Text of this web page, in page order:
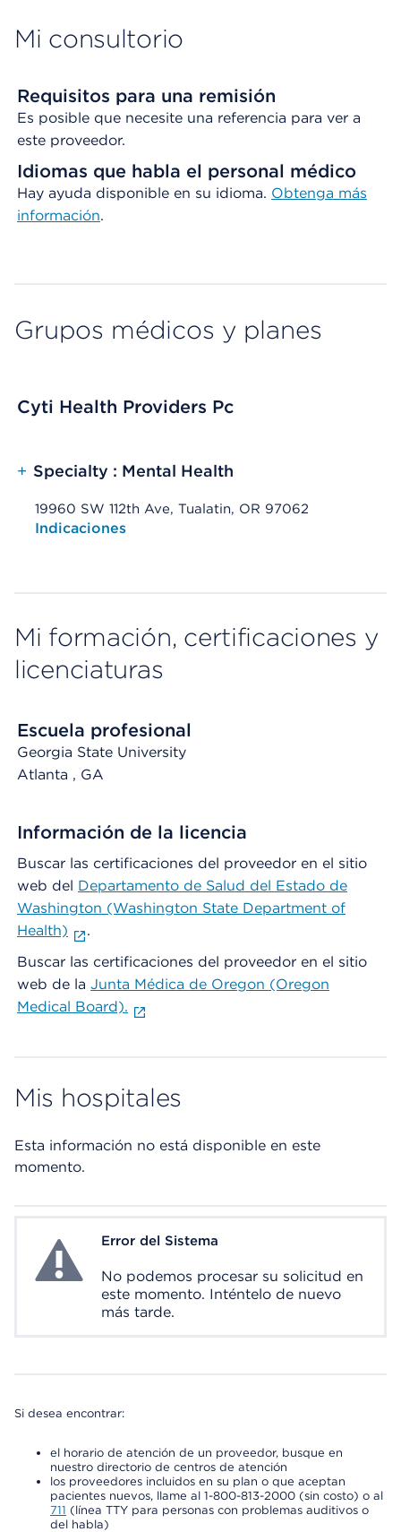
Mi consultorio
Requisitos para una remisión
Es posible que necesite una referencia para ver a
este proveedor.
Idiomas que habla el personal médico
Hay ayuda disponible en su idioma. Obtenga más
información.
Grupos médicos y planes
Cyti Health Providers Pc
+ Specialty : Mental Health
19960 SW 112th Ave, Tualatin, OR 97062
Opens native map application on mobile devices
Indicaciones
Mi formación, certificaciones y
licenciaturas
Escuela profesional
Georgia State University
Atlanta , GA
Información de la licencia
Buscar las certificaciones del proveedor en el sitio
web del Departamento de Salud del Estado de
Washington (Washington State Department of
Health)
.
Buscar las certificaciones del proveedor en el sitio
web de la Junta Médica de Oregon (Oregon
Medical Board).
Mis hospitales
Esta información no está disponible en este
momento.
System ErrorError del Sistema
No podemos procesar su solicitud en
este momento. Inténtelo de nuevo
más tarde.
Si desea encontrar:
el horario de atención de un proveedor, busque en
nuestro directorio de centros de atención
los proveedores incluidos en su plan o que aceptan
pacientes nuevos, llame al 1-800-813-2000 (sin costo) o al
711 (línea TTY para personas con problemas auditivos o
del habla)